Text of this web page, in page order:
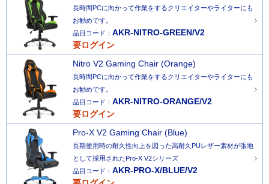
長時間PCに向かって作業をするクリエイターやライターにも
お勧めです。
品目コード： AKR-NITRO-GREEN/V2
要ログイン
Nitro V2 Gaming Chair (Orange)
長時間PCに向かって作業をするクリエイターやライターにも
お勧めです。
品目コード： AKR-NITRO-ORANGE/V2
要ログイン
Pro-X V2 Gaming Chair (Blue)
長期使用時の耐久性向上を図った高耐久PUレザー素材が張地
として採用されたPro-X V2シリーズ
品目コード： AKR-PRO-X/BLUE/V2